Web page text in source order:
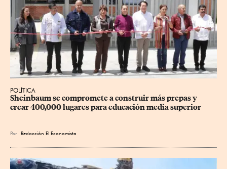
POLÍTICA
Sheinbaum se compromete a construir más prepas y
crear 400,000 lugares para educación media superior
Por Redacción El Economista